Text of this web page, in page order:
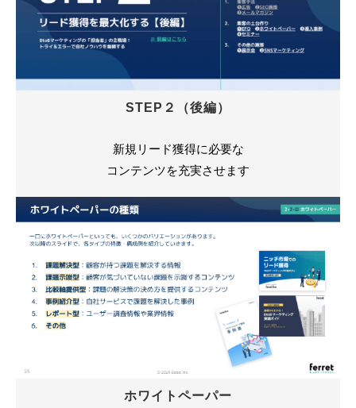
STEP２（後編）
新規リード獲得に必要な
コンテンツを充実させます
ホワイトペーパー